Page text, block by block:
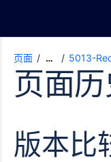
页面 … 5013-
页面
版本比